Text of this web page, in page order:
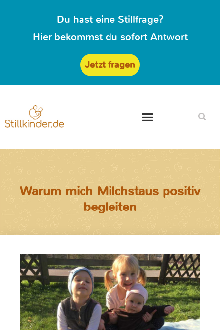
Du hast eine Stillfrage?
Hier bekommst du sofort Antwort
Jetzt fragen
Warum mich Milchstaus positiv
begleiten